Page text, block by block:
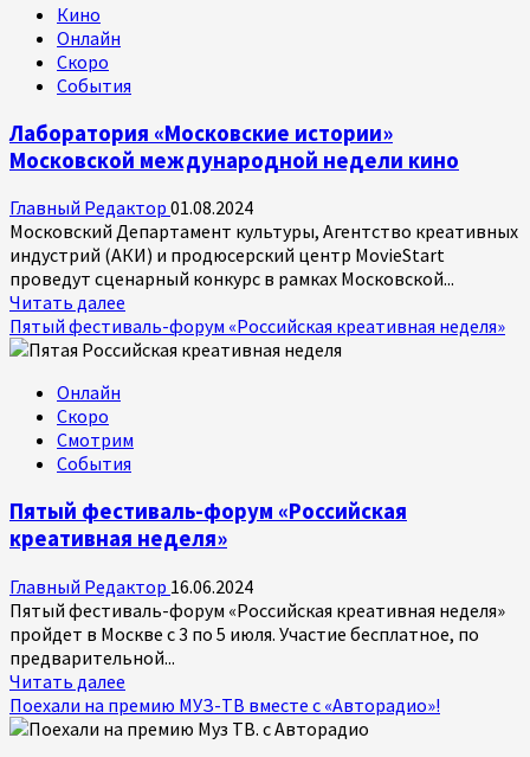
Кино
Онлайн
Скоро
События
Лаборатория «Московские истории»
Московской международной недели кино
Главный Редактор 01.08.2024
Московский Департамент культуры, Агентство креативных
индустрий (АКИ) и продюсерский центр MovieStart
проведут сценарный конкурс в рамках Московской...
Читать далее
больше
о
Московской
международной
кино
Пятый фестиваль-форум «Российская креативная неделя»
Онлайн
Скоро
Смотрим
События
Пятый фестиваль-форум «Российская
креативная неделя»
Главный Редактор 16.06.2024
Пятый фестиваль-форум «Российская креативная неделя»
пройдет в Москве с 3 по 5 июля. Участие бесплатное, по
предварительной...
Читать далее
больше
о
Поехали на премию МУЗ-ТВ вместе с «Авторадио»!